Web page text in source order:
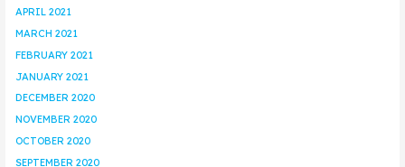
APRIL 2021
MARCH 2021
FEBRUARY 2021
JANUARY 2021
DECEMBER 2020
NOVEMBER 2020
OCTOBER 2020
SEPTEMBER 2020